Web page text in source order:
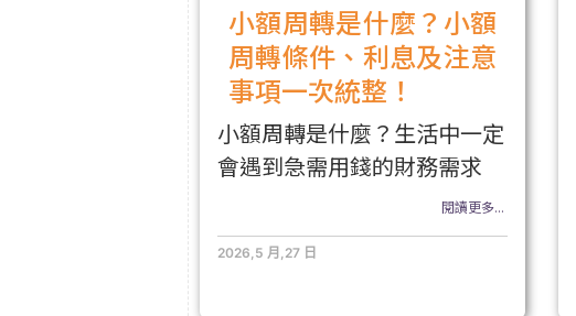
小額周轉是什麼？小額
周轉條件、利息及注意
事項一次統整！
小額周轉是什麼？生活中一定
會遇到急需用錢的財務需求
閱讀更多...
2026,5 月,27 日